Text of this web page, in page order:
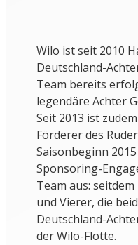
Wilo ist seit 2010
Deutschland-
Team bereits
legendäre Achter
Seit 2013 ist
Förderer des
Saisonbeginn
Sponsoring-
Team aus:
und Vierer, die
Deutschland-
der Wilo-Flotte.